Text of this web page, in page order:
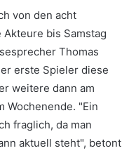
von den acht
bis Samstag
Thomas
erste Spieler diese
weitere dann am
Wochenende. "Ein
fraglich, da man
aktuell steht", betont